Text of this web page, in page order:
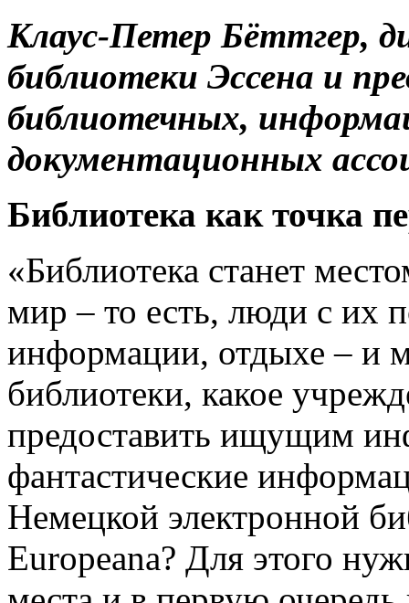
Клаус-Петер Бёттгер,
библиотеки Эссена и
библиотечных,
документационных
Библиотека как точка
«Библиотека станет
мир – то есть, люди с их
информации, отдыхе – и
библиотеки, какое
предоставить ищущим
фантастические
Немецкой электронной
Europeana? Для этого